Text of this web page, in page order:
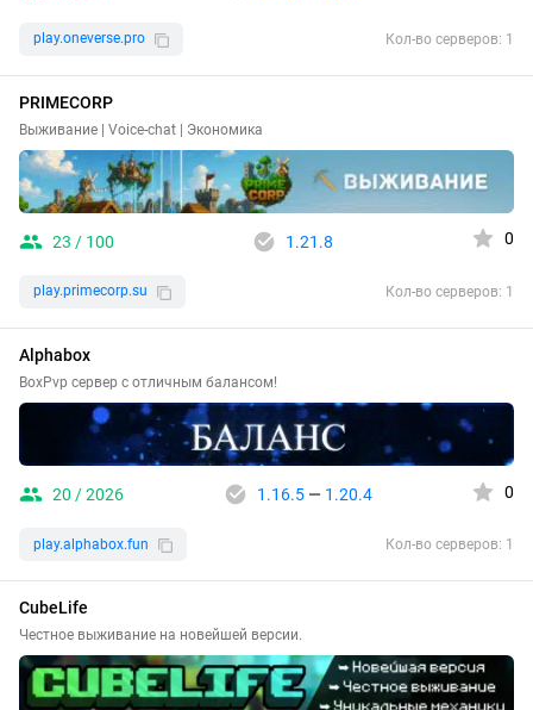
play.oneverse.pro Кол-во серверов: 1
PRIMECORP
Выживание | Voice-chat | Экономика
23 / 100 1.21.8 0
play.primecorp.su Кол-во серверов: 1
Alphabox
BoxPvp сервер с отличным балансом!
20 / 2026 1.16.5— 1.20.4 0
play.alphabox.fun Кол-во серверов: 1
CubeLife
Честное выживание на новейшей версии.